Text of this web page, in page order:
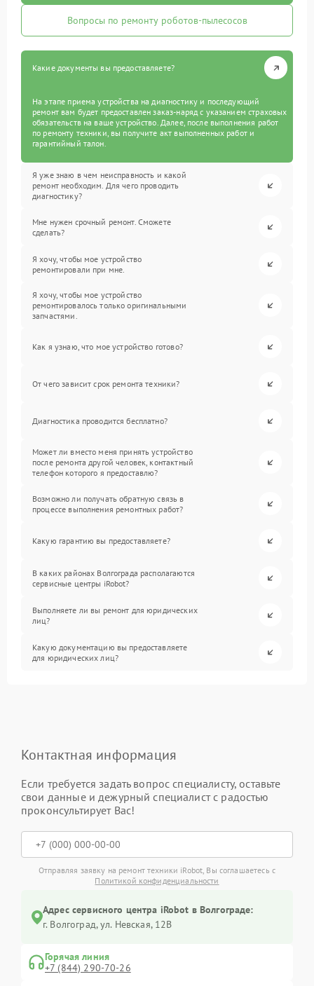
Вопросы по ремонту роботов-пылесосов
Какие документы вы предоставляете?
На этапе приема устройства на диагностику и последующий
ремонт вам будет предоставлен заказ-наряд с указанием страховых
обязательств на ваше устройство. Далее, после выполнения работ
по ремонту техники, вы получите акт выполненных работ и
гарантийный талон.
Я уже знаю в чем неисправность и какой
ремонт необходим. Для чего проводить
диагностику?
Мне нужен срочный ремонт. Сможете
сделать?
Я хочу, чтобы мое устройство
ремонтировали при мне.
Я хочу, чтобы мое устройство
ремонтировалось только оригинальными
запчастями.
Как я узнаю, что мое устройство готово?
От чего зависит срок ремонта техники?
Диагностика проводится бесплатно?
Может ли вместо меня принять устройство
после ремонта другой человек, контактный
телефон которого я предоставлю?
Возможно ли получать обратную связь в
процессе выполнения ремонтных работ?
Какую гарантию вы предоставляете?
В каких районах Волгограда располагаются
сервисные центры iRobot?
Выполняете ли вы ремонт для юридических
лиц?
Какую документацию вы предоставляете
для юридических лиц?
Контактная информация
Если требуется задать вопрос специалисту, оставьте
свои данные и дежурный специалист с радостью
проконсультирует Вас!
Отправляя заявку на ремонт техники iRobot, Вы соглашаетесь с
Политикой конфиденциальности
Адрес сервисного центра iRobot в Волгограде:
г. Волгоград, ул. Невская, 12В
Горячая линия
+7 (844) 290-70-26